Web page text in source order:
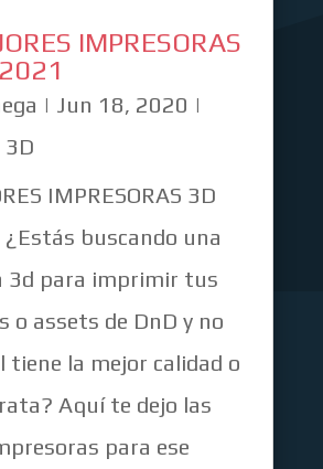
IMPRESORAS
| Jun 18, 2020 |
3D
IMPRESORAS 3D
¿Estás buscando una
3d para imprimir tus
o assets de DnD y no
tiene la mejor calidad o
Aquí te dejo las
para ese